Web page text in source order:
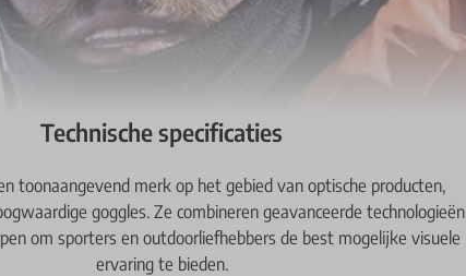
Technische specificaties
toonaangevend merk op het gebied van optische producten,
goggles. Ze combineren geavanceerde technologieën
om sporters en outdoorliefhebbers de best mogelijke visuele
ervaring te bieden.